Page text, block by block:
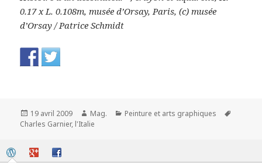
0.17 x L. 0.108m, musée d’Orsay, Paris, (c) musée
d’Orsay / Patrice Schmidt
Publié
le
19 avril 2009 Auteur
Mag. Catégories
Peinture et arts graphiques
Charles Garnier, l'Italie